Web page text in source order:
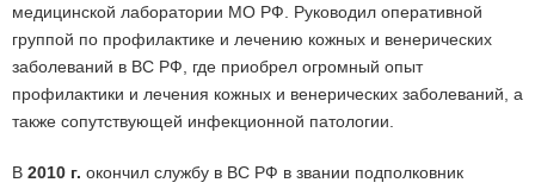
медицинской лаборатории МО РФ. Руководил оперативной
группой по профилактике и лечению кожных и венерических
заболеваний в ВС РФ, где приобрел огромный опыт
профилактики и лечения кожных и венерических заболеваний, а
также сопутствующей инфекционной патологии.
В 2010 г. окончил службу в ВС РФ в звании подполковник